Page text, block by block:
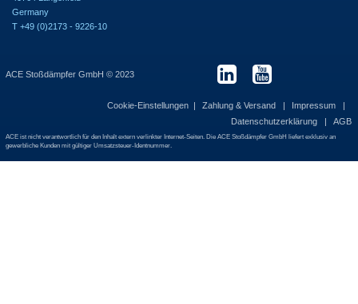
Germany
T +49 (0)2173 - 9226-10
ACE Stoßdämpfer GmbH © 2023
Cookie-Einstellungen Zahlung & Versand
Impressum
Datenschutzerklärung
AGB
ACE ist nicht verantwortlich für den Inhalt extern verlinkter Internet-Seiten. Die ACE Stoßdämpfer GmbH liefert exklusiv an
gewerbliche Kunden mit gültiger Umsatzsteuer-Identnummer.